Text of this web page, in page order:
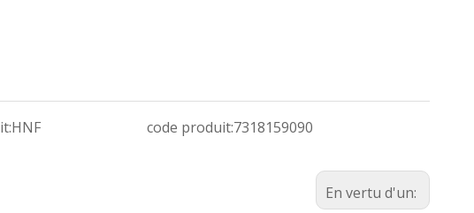
HNF code produit:7318159090
En vertu d'un: